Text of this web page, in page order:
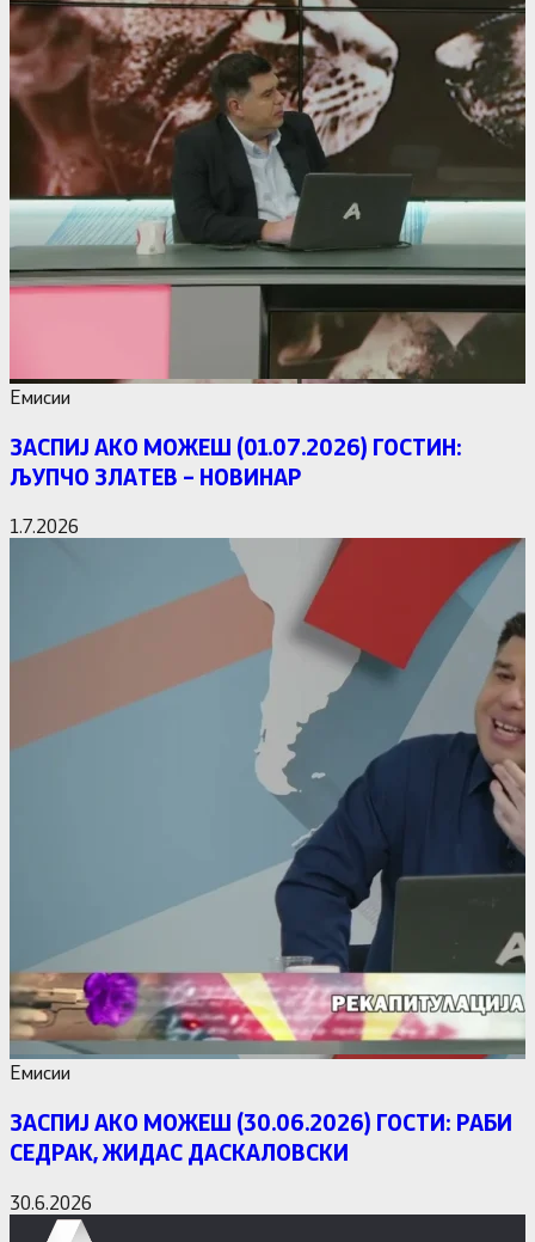
Емисии
ЗАСПИЈ АКО МОЖЕШ (01.07.2026) ГОСТИН:
ЉУПЧО ЗЛАТЕВ – НОВИНАР
1.7.2026
Емисии
ЗАСПИЈ АКО МОЖЕШ (30.06.2026) ГОСТИ: РАБИ
СЕДРАК, ЖИДАС ДАСКАЛОВСКИ
30.6.2026